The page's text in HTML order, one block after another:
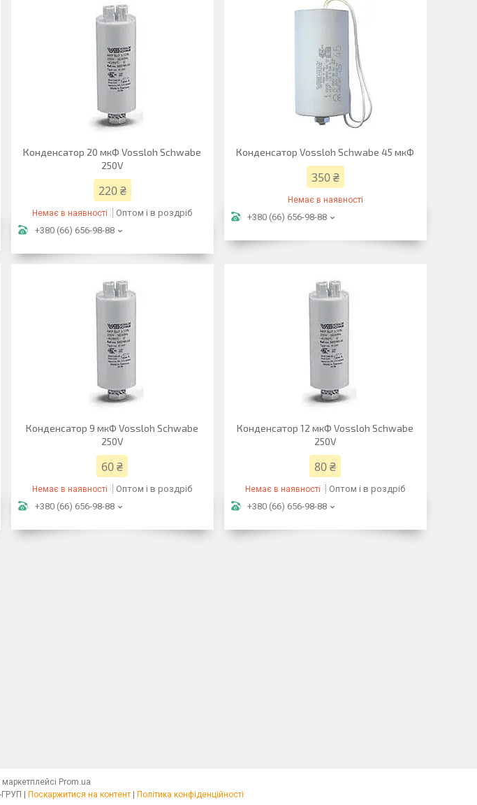
Конденсатор 20 мкФ Vossloh Schwabe
250V
220 ₴
Немає в наявності
Оптом і в роздріб
+380 (66) 656-98-88
Конденсатор Vossloh Schwabe 45 мкФ
350 ₴
Немає в наявності
+380 (66) 656-98-88
Конденсатор 9 мкФ Vossloh Schwabe
250V
60 ₴
Немає в наявності
Оптом і в роздріб
+380 (66) 656-98-88
Конденсатор 12 мкФ Vossloh Schwabe
250V
80 ₴
Немає в наявності
Оптом і в роздріб
+380 (66) 656-98-88
Prom.ua
Поскаржитися на контент Політика конфіденційності